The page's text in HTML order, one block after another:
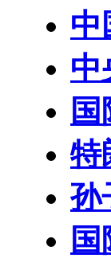
中
中
特
孙